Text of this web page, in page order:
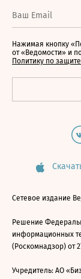
Нажимая кнопку
от «Ведомости» и
Политику по
Сетевое издание
Решение
информационных
(Роскомнадзор) от
Учредитель: АО